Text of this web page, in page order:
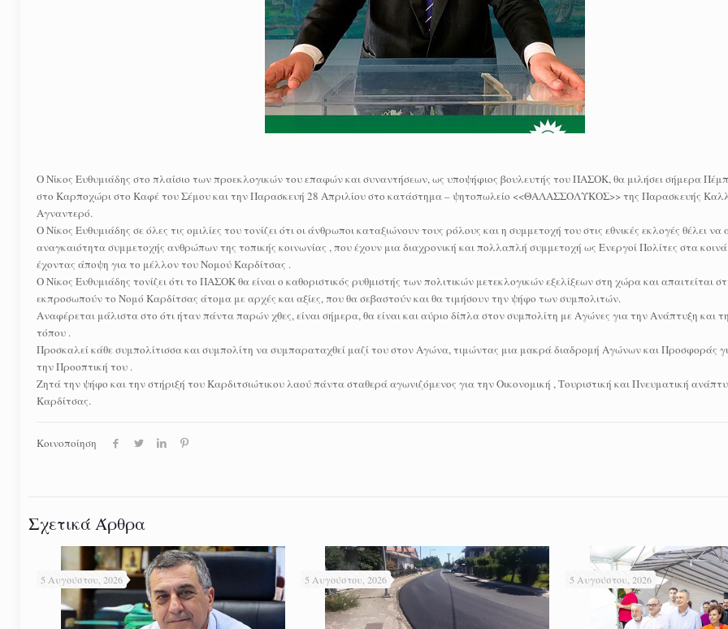
O Νίκος Ευθυμιάδης στο πλαίσιο των προεκλογικών του επαφών και συναντήσεων, ως υποψήφιος βουλευτής του ΠΑΣΟΚ, θα μιλήσει σήμερα
στο Καρποχώρι στο Καφέ του Σέμου και την Παρασκευή 28 Απριλίου στο κατάστημα – ψητοπωλείο <<ΘΑΛΑΣΣΟΛΥΚΟΣ>> της Παρασκευής
Αγναντερό.
Ο Νίκος Ευθυμιάδης σε όλες τις ομιλίες του τονίζει ότι οι άνθρωποι καταξιώνουν τους ρόλους και η συμμετοχή του στις εθνικές εκλογές θέλει να
αναγκαιότητα συμμετοχής ανθρώπων της τοπικής κοινωνίας , που έχουν μια διαχρονική και πολλαπλή συμμετοχή ως Ενεργοί Πολίτες στα
έχοντας άποψη για το μέλλον του Νομού Καρδίτσας .
Ο Νίκος Ευθυμιάδης τονίζει ότι το ΠΑΣΟΚ θα είναι ο καθοριστικός ρυθμιστής των πολιτικών μετεκλογικών εξελίξεων στη χώρα και απαιτείται
εκπροσωπούν το Νομό Καρδίτσας άτομα με αρχές και αξίες, που θα σεβαστούν και θα τιμήσουν την ψήφο των συμπολιτών.
Αναφέρεται μάλιστα στο ότι ήταν πάντα παρών χθες, είναι σήμερα, θα είναι και αύριο δίπλα στον συμπολίτη με Αγώνες για την Ανάπτυξη και
τόπου .
Προσκαλεί κάθε συμπολίτισσα και συμπολίτη να συμπαραταχθεί μαζί του στον Αγώνα, τιμώντας μια μακρά διαδρομή Αγώνων και Προσφοράς
την Προοπτική του .
Zητά την ψήφο και την στήριξή του Καρδιτσιώτικου λαού πάντα σταθερά αγωνιζόμενος για την Οικονομική , Τουριστική και Πνευματική
Καρδίτσας.
Κοινοποίηση
Σχετικά Άρθρα
5 Αυγούστου, 2026 5 Αυγούστου, 2026 5 Αυγούστου, 2026